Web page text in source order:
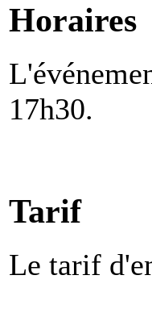
Horaires
17h30.
Tarif
Le tarif